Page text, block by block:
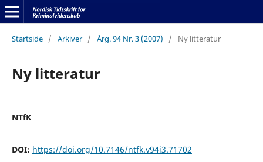
Startside / Arkiver / Årg. 94 Nr. 3 (2007) / Ny litteratur
Ny litteratur
NTfK
DOI: https://doi.org/10.7146/ntfk.v94i3.71702